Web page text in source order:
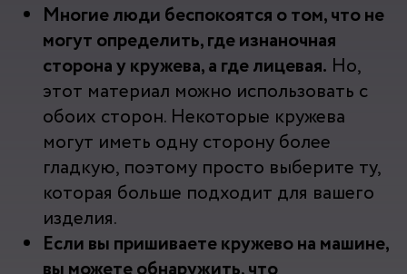
Многие люди беспокоятся о том, что не
могут определить, где изнаночная
сторона у кружева, а где лицевая. Но,
этот материал можно использовать с
обоих сторон. Некоторые кружева
могут иметь одну сторону более
гладкую, поэтому просто выберите ту,
которая больше подходит для вашего
изделия.
Если вы пришиваете кружево на машине,